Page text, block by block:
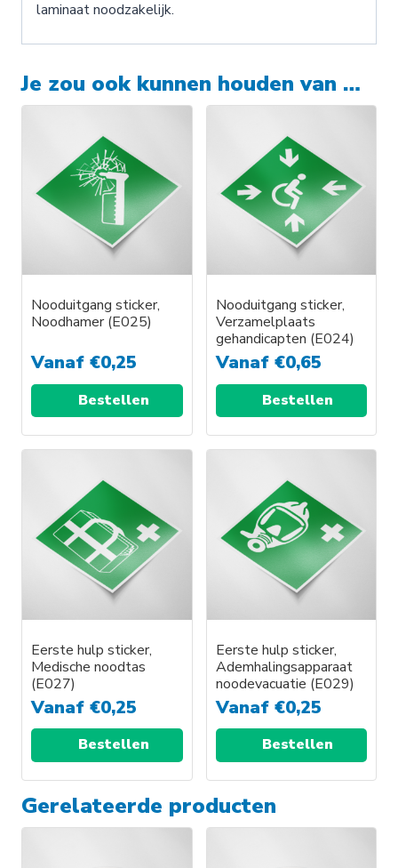
laminaat noodzakelijk.
Je zou ook kunnen houden van …
Nooduitgang sticker,
Noodhamer (E025)
Vanaf €0,25
Bestellen
Nooduitgang sticker,
Verzamelplaats
gehandicapten (E024)
Vanaf €0,65
Bestellen
Eerste hulp sticker,
Medische noodtas
(E027)
Vanaf €0,25
Bestellen
Eerste hulp sticker,
Ademhalingsapparaat
noodevacuatie (E029)
Vanaf €0,25
Bestellen
Gerelateerde producten